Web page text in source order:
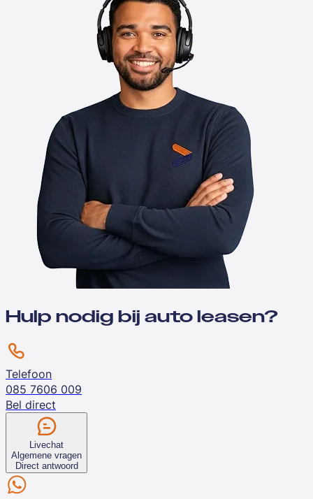
Hulp nodig bij auto leasen?
Telefoon
085 7606 009
Bel direct
Livechat
Algemene vragen
Direct antwoord